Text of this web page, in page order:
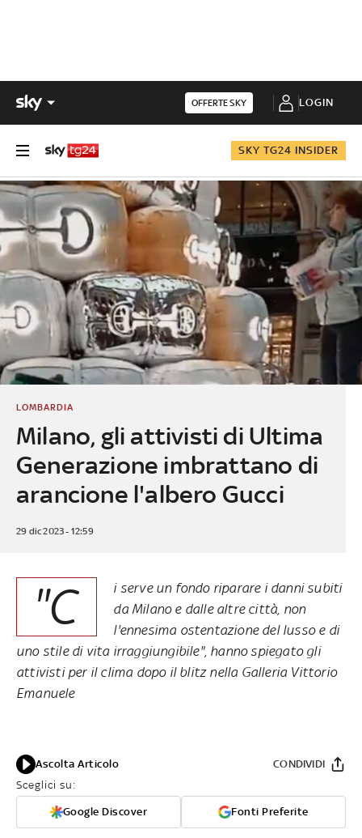
OFFERTE SKY LOGIN
SKY TG24 INSIDER
Milano, gli attivisti di Ultima
Generazione imbrattano di
arancione l'albero Gucci
LOMBARDIA
29 dic 2023 - 12:59
"C
i serve un fondo riparare i danni subiti
da Milano e dalle altre città, non
l'ennesima ostentazione del lusso e di
uno stile di vita irraggiungibile", hanno spiegato gli
attivisti per il clima dopo il blitz nella Galleria Vittorio
Emanuele
Ascolta Articolo
Sceglici su:
Google Discover Fonti Preferite
CONDIVIDI